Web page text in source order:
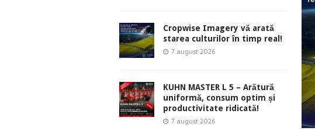
Cropwise Imagery vă arată
starea culturilor în timp real!
7 august 2026
KUHN MASTER L 5 – Arătură
uniformă, consum optim și
productivitate ridicată!
7 august 2026